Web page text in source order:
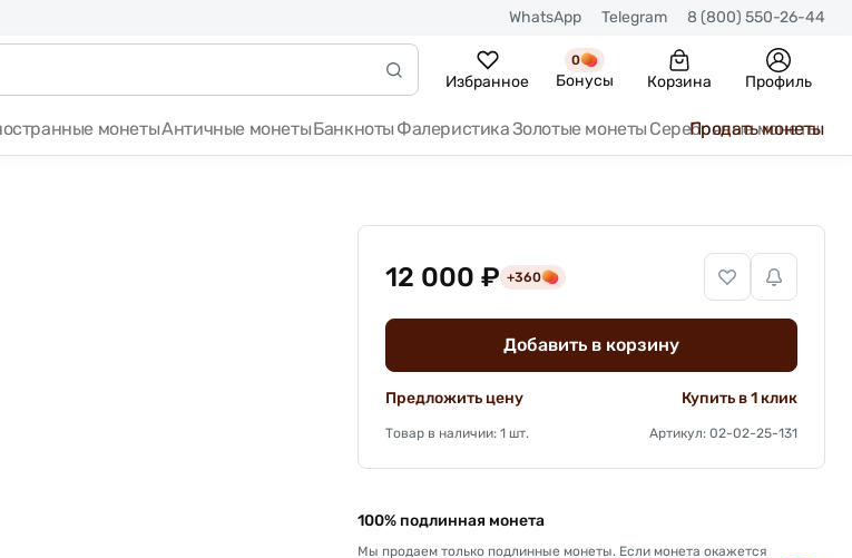
WhatsApp Telegram 8 (800) 550-26-44
Избранное
0
Бонусы Корзина Профиль
монетыАнтичные монетыБанкноты ФалеристикаЗолотые монеты Серебряные монеты
Продать монеты
12 000 ₽ +360
Добавить в корзину
Предложить цену Купить в 1 клик
Товар в наличии: 1 шт. Артикул: 02-02-25-131
100% подлинная монета
Мы продаем только подлинные монеты. Если монета окажется